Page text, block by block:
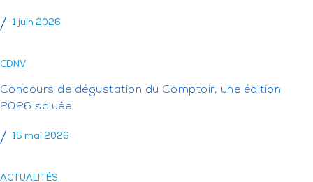
1 juin 2026
CDNV
Concours de dégustation du Comptoir, une édition
2026 saluée
15 mai 2026
ACTUALITÉS